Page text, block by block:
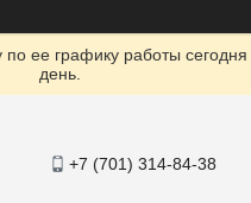
ее графику работы
день.
+7 (701) 314-84-38